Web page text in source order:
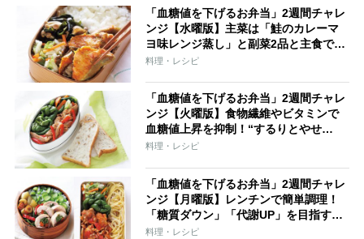
「血糖値を下げるお弁当」2週間チャレ
ンジ【水曜版】主菜は「鮭のカレーマ
ヨ味レンジ蒸し」と副菜2品と主食で
517kcalのお弁当レシピ
料理・レシピ
「血糖値を下げるお弁当」2週間チャレ
ンジ【火曜版】食物繊維やビタミンで
血糖値上昇を抑制！“するりとやせ
る”を目指すレシピ
料理・レシピ
「血糖値を下げるお弁当」2週間チャレ
ンジ【月曜版】レンチンで簡単調理！
「糖質ダウン」「代謝UP」を目指すお
弁当レシピ
料理・レシピ